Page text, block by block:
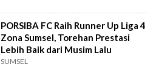
PORSIBA FC Raih Runner Up Liga 4
Zona Sumsel, Torehan Prestasi
Lebih Baik dari Musim Lalu
SUMSEL